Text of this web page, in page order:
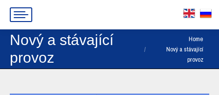
Nový a stávající
provoz
Home
Nový a stávající
provoz